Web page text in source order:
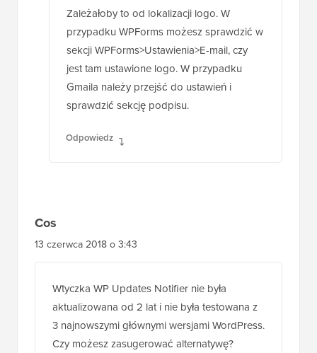
Zależałoby to od lokalizacji logo. W
przypadku WPForms możesz sprawdzić w
sekcji WPForms>Ustawienia>E-mail, czy
jest tam ustawione logo. W przypadku
Gmaila należy przejść do ustawień i
sprawdzić sekcję podpisu.
Odpowiedz
Cos
13 czerwca 2018 o 3:43
Wtyczka WP Updates Notifier nie była
aktualizowana od 2 lat i nie była testowana z
3 najnowszymi głównymi wersjami WordPress.
Czy możesz zasugerować alternatywę?